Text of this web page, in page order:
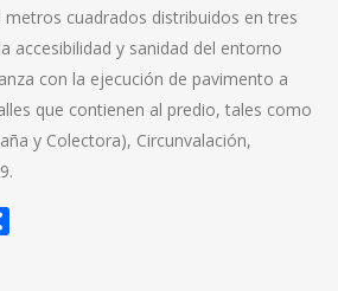
cuadrados distribuidos en tres
accesibilidad y sanidad del entorno
con la ejecución de pavimento a
que contienen al predio, tales como
y Colectora), Circunvalación,